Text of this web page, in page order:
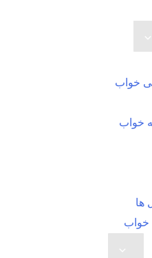
خواب
خواب
ها
خواب